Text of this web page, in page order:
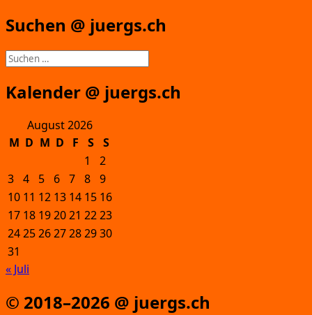
Suchen @ juergs.ch
Suchen
nach:
Kalender @ juergs.ch
August 2026
M D M D F S
S
1
2
3 4 5 6 7 8 9
10 11 12 13 14 15 16
17 18 192021 2223
24252627282930
31
« Juli
© 2018–2026 @ juergs.ch